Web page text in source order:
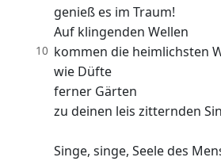
genieß es im Traum!
Auf klingenden Wellen
10 kommen die heimlichsten
wie Düfte
ferner Gärten
zu deinen leis zitternden
Singe, singe, Seele des